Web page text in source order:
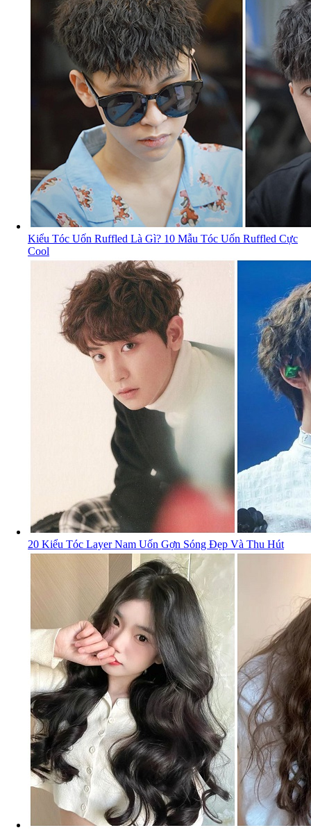
Kiểu Tóc Uốn Ruffled Là Gì? 10 Mẫu Tóc Uốn Ruffled Cực
Cool
20 Kiểu Tóc Layer Nam Uốn Gợn Sóng Đẹp Và Thu Hút